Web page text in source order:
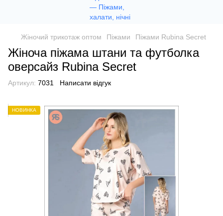
Жіночий трикотаж оптом Піжами Піжами Rubina Secret
Жіноча піжама штани та футболка
оверсайз Rubina Secret
Артикул: 7031 Написати відгук
НОВИНКА